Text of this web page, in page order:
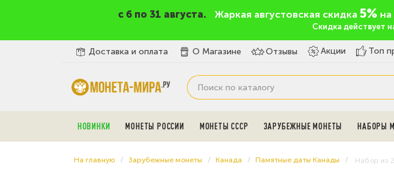
c 6 по 31 августа. Жаркая августовская скидка 5% на
Скидка действует
Доставка и оплата О Магазине Отзывы Акции Топ
НОВИНКИ МОНЕТЫ РОССИИ МОНЕТЫ СССР ЗАРУБЕЖНЫЕ МОНЕТЫ НАБОРЫ
На главную Зарубежные монеты Канада Памятные даты Канады Набор из